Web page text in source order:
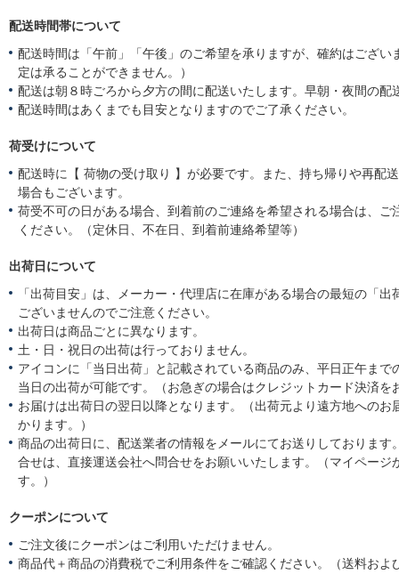
配送時間帯について
配送時間は「午前」「午後」のご希望を承りますが、確約はござい
定は承ることができません。）
配送は朝８時ごろから夕方の間に配送いたします。早朝・夜間の配
配送時間はあくまでも目安となりますのでご了承ください。
荷受けについて
配送時に【 荷物の受け取り 】が必要です。また、持ち帰りや再配
場合もございます。
荷受不可の日がある場合、到着前のご連絡を希望される場合は、ご
ください。（定休日、不在日、到着前連絡希望等）
出荷日について
「出荷目安」は、メーカー・代理店に在庫がある場合の最短の「
ございませんのでご注意ください。
出荷日は商品ごとに異なります。
土・日・祝日の出荷は行っておりません。
アイコンに「当日出荷」と記載されている商品のみ、平日正午まで
当日の出荷が可能です。（お急ぎの場合はクレジットカード決済を
お届けは出荷日の翌日以降となります。（出荷元より遠方地へのお
かります。）
商品の出荷日に、配送業者の情報をメールにてお送りしております
合せは、直接運送会社へ問合せをお願いいたします。（マイページ
す。）
クーポンについて
ご注文後にクーポンはご利用いただけません。
商品代＋商品の消費税でご利用条件をご確認ください。（送料およ